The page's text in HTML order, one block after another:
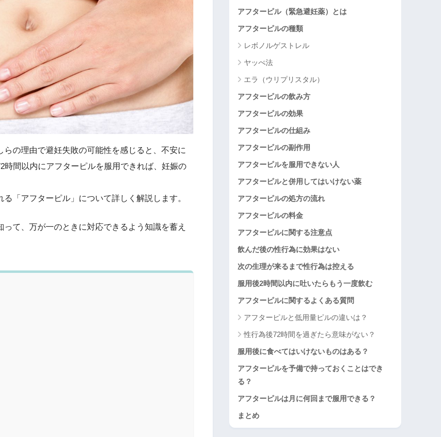
の理由で避妊失敗の可能性を感じると、不安に
間以内にアフターピルを服用できれば、妊娠の
「アフターピル」について詳しく解説します。
て、万が一のときに対応できるよう知識を蓄え
アフターピル（緊急避妊薬）とは
アフターピルの種類
レボノルゲストレル
ヤッぺ法
エラ（ウリプリスタル）
アフターピルの飲み方
アフターピルの効果
アフターピルの仕組み
アフターピルの副作用
アフターピルを服用できない人
アフターピルと併用してはいけない薬
アフターピルの処方の流れ
アフターピルの料金
アフターピルに関する注意点
飲んだ後の性行為に効果はない
次の生理が来るまで性行為は控える
服用後2時間以内に吐いたらもう一度飲む
アフターピルに関するよくある質問
アフターピルと低用量ピルの違いは？
性行為後72時間を過ぎたら意味がない？
服用後に食べてはいけないものはある？
アフターピルを予備で持っておくことはでき
る？
アフターピルは月に何回まで服用できる？
まとめ